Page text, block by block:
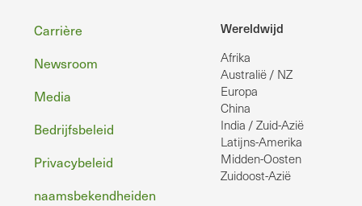
Wereldwijd
Afrika
Australië / NZ
Europa
China
India / Zuid-Azië
Latijns-Amerika
Midden-Oosten
Zuidoost-Azië
Voettekst
Carrière
Newsroom
Media
Bedrijfsbeleid
Privacybeleid
naamsbekendheiden